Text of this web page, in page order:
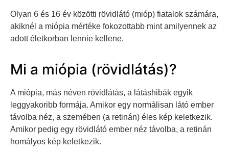
Olyan 6 és 16 év közötti rövidlátó (mióp) fiatalok számára,
akiknél a miópia mértéke fokozottabb mint amilyennek az
adott életkorban lennie kellene.
Mi a miópia (rövidlátás)?
A miópia, más néven rövidlátás, a látáshibák egyik
leggyakoribb formája. Amikor egy normálisan látó ember
távolba néz, a szemében (a retinán) éles kép keletkezik.
Amikor pedig egy rövidlátó ember néz távolba, a retinán
homályos kép keletkezik.